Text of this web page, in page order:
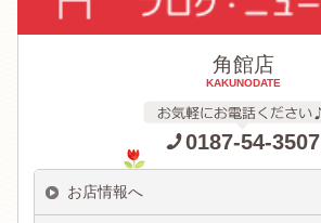
角館店
KAKUNODATE
0187-54-3507
お店情報へ